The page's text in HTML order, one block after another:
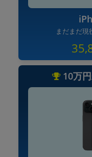
まだまだ現
10万